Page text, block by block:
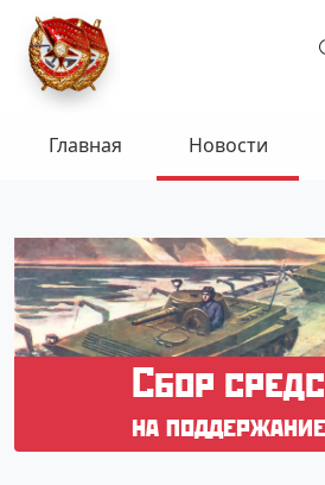
Главная Новости
Cбор
на